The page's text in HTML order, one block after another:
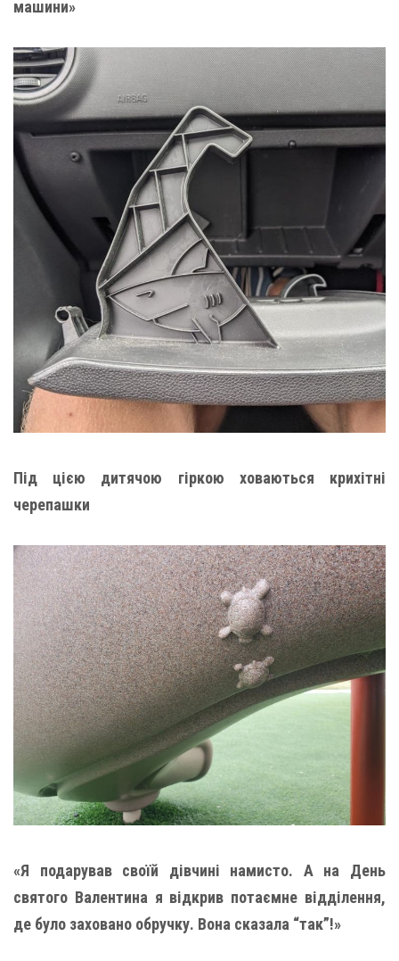
машини»
Під цією дитячою гіркою ховаються крихітні
черепашки
«Я подарував своїй дівчині намисто. А на День
святого Валентина я відкрив потаємне відділення,
де було заховано обручку. Вона сказала “так”!»